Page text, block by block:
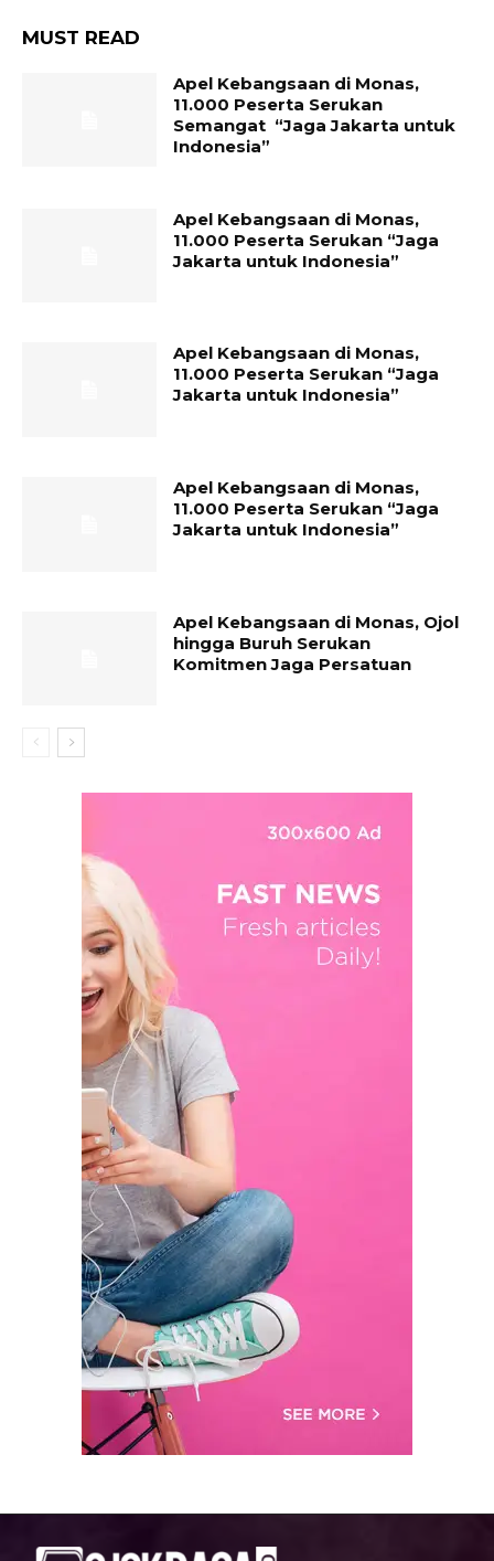
MUST READ
Apel Kebangsaan di Monas,
11.000 Peserta Serukan
Semangat “Jaga Jakarta untuk
Indonesia”
Apel Kebangsaan di Monas,
11.000 Peserta Serukan “Jaga
Jakarta untuk Indonesia”
Apel Kebangsaan di Monas,
11.000 Peserta Serukan “Jaga
Jakarta untuk Indonesia”
Apel Kebangsaan di Monas,
11.000 Peserta Serukan “Jaga
Jakarta untuk Indonesia”
Apel Kebangsaan di Monas, Ojol
hingga Buruh Serukan
Komitmen Jaga Persatuan